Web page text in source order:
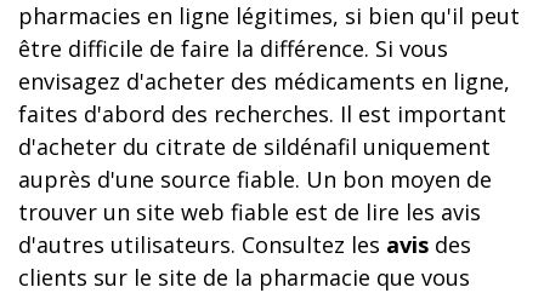
pharmacies en ligne légitimes, si bien qu'il peut
être difficile de faire la différence. Si vous
envisagez d'acheter des médicaments en ligne,
faites d'abord des recherches. Il est important
d'acheter du citrate de sildénafil uniquement
auprès d'une source fiable. Un bon moyen de
trouver un site web fiable est de lire les avis
d'autres utilisateurs. Consultez les avis des
clients sur le site de la pharmacie que vous